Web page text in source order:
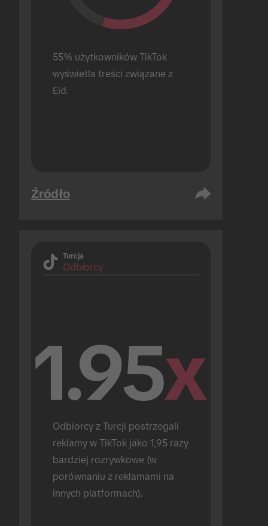
55% użytkowników TikTok
wyświetla treści związane z
Eid.
Źródło
Turcja
Odbiorcy
1.95x
Odbiorcy z Turcji postrzegali
reklamy w TikTok jako 1,95 razy
bardziej rozrywkowe (w
porównaniu z reklamami na
innych platformach).